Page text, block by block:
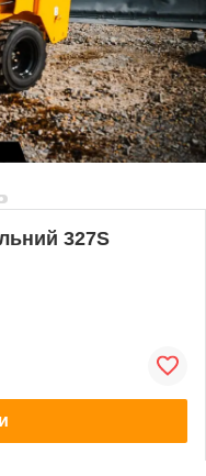
327S